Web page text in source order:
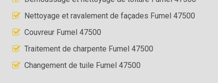
Nettoyage et ravalement de façades Fumel 47500
Couvreur Fumel 47500
Traitement de charpente Fumel 47500
Changement de tuile Fumel 47500